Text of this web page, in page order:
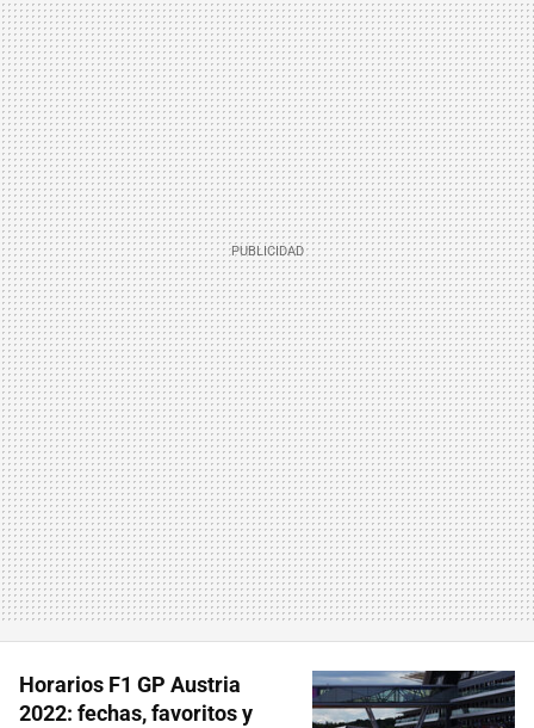
Horarios F1 GP Austria
2022: fechas, favoritos y